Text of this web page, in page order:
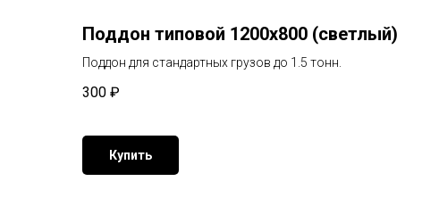
Поддон типовой 1200х800 (светлый)
Поддон для стандартных грузов до 1.5 тонн.
300 ₽
Купить